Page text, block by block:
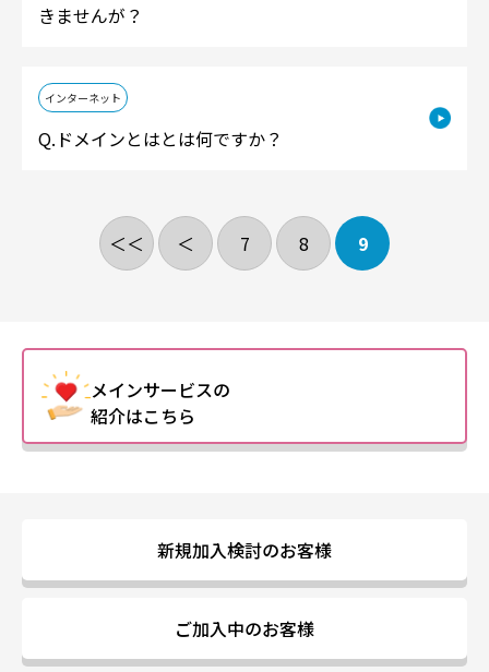
きませんが？
インターネット
ドメインとはとは何ですか？
＜＜ ＜ 7 8 9
メインサービスの
紹介はこちら
新規加入検討のお客様
ご加入中のお客様